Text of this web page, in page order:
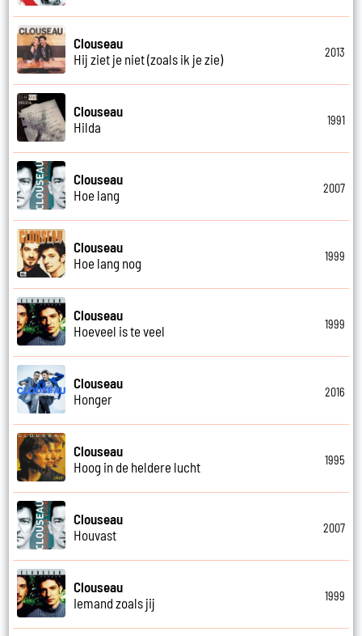
Clouseau
Hij ziet je niet (zoals ik je zie)
2013
Clouseau
Hilda
1991
Clouseau
Hoe lang
2007
Clouseau
Hoe lang nog
1999
Clouseau
Hoeveel is te veel
1999
Clouseau
Honger
2016
Clouseau
Hoog in de heldere lucht
1995
Clouseau
Houvast
2007
Clouseau
Iemand zoals jij
1999